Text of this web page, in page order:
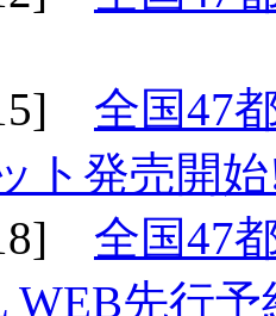
全国47
ト発売開
全国47
WEB先行